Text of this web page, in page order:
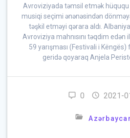
Avroviziyada təmsil etmək
musiqi seçimi ənənəsindən
təşkil etməyi qərara aldı.
Avroviziya mahnısını təqdim edən
59 yarışması (Festivali i Këngës)
geridə qoyaraq Anjela
0 2021-